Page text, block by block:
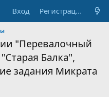
Вход Регистрация
"Перевалочный
Балка",
задания Микрата